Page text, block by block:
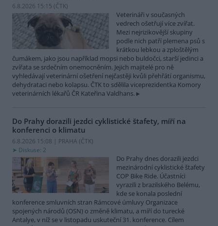
6.8.2026 15:15 (ČTK)
Veterináři v současných
vedrech ošetřují více zvířat.
Mezi nejrizikovější skupiny
podle nich patří plemena psů s
krátkou lebkou a zploštělým
čumákem, jako jsou například mopsi nebo buldočci, starší jedinci a
zvířata se srdečním onemocněním. Jejich majitelé pro ně
vyhledávají veterinární ošetření nejčastěji kvůli přehřátí organismu,
dehydrataci nebo kolapsu. ČTK to sdělila viceprezidentka Komory
veterinárních lékařů ČR Kateřina Valdhans.
Do Prahy dorazili jezdci cyklistické štafety, míří na
konferenci o klimatu
6.8.2026 15:08 | PRAHA (ČTK)
Diskuse: 2
Do Prahy dnes dorazili jezdci
mezinárodní cyklistické štafety
COP Bike Ride. Účastníci
vyrazili z brazilského Belému,
kde se konala poslední
konference smluvních stran Rámcové úmluvy Organizace
spojených národů (OSN) o změně klimatu, a míří do turecké
Antalye, v níž se v listopadu uskuteční 31. konference. Cílem